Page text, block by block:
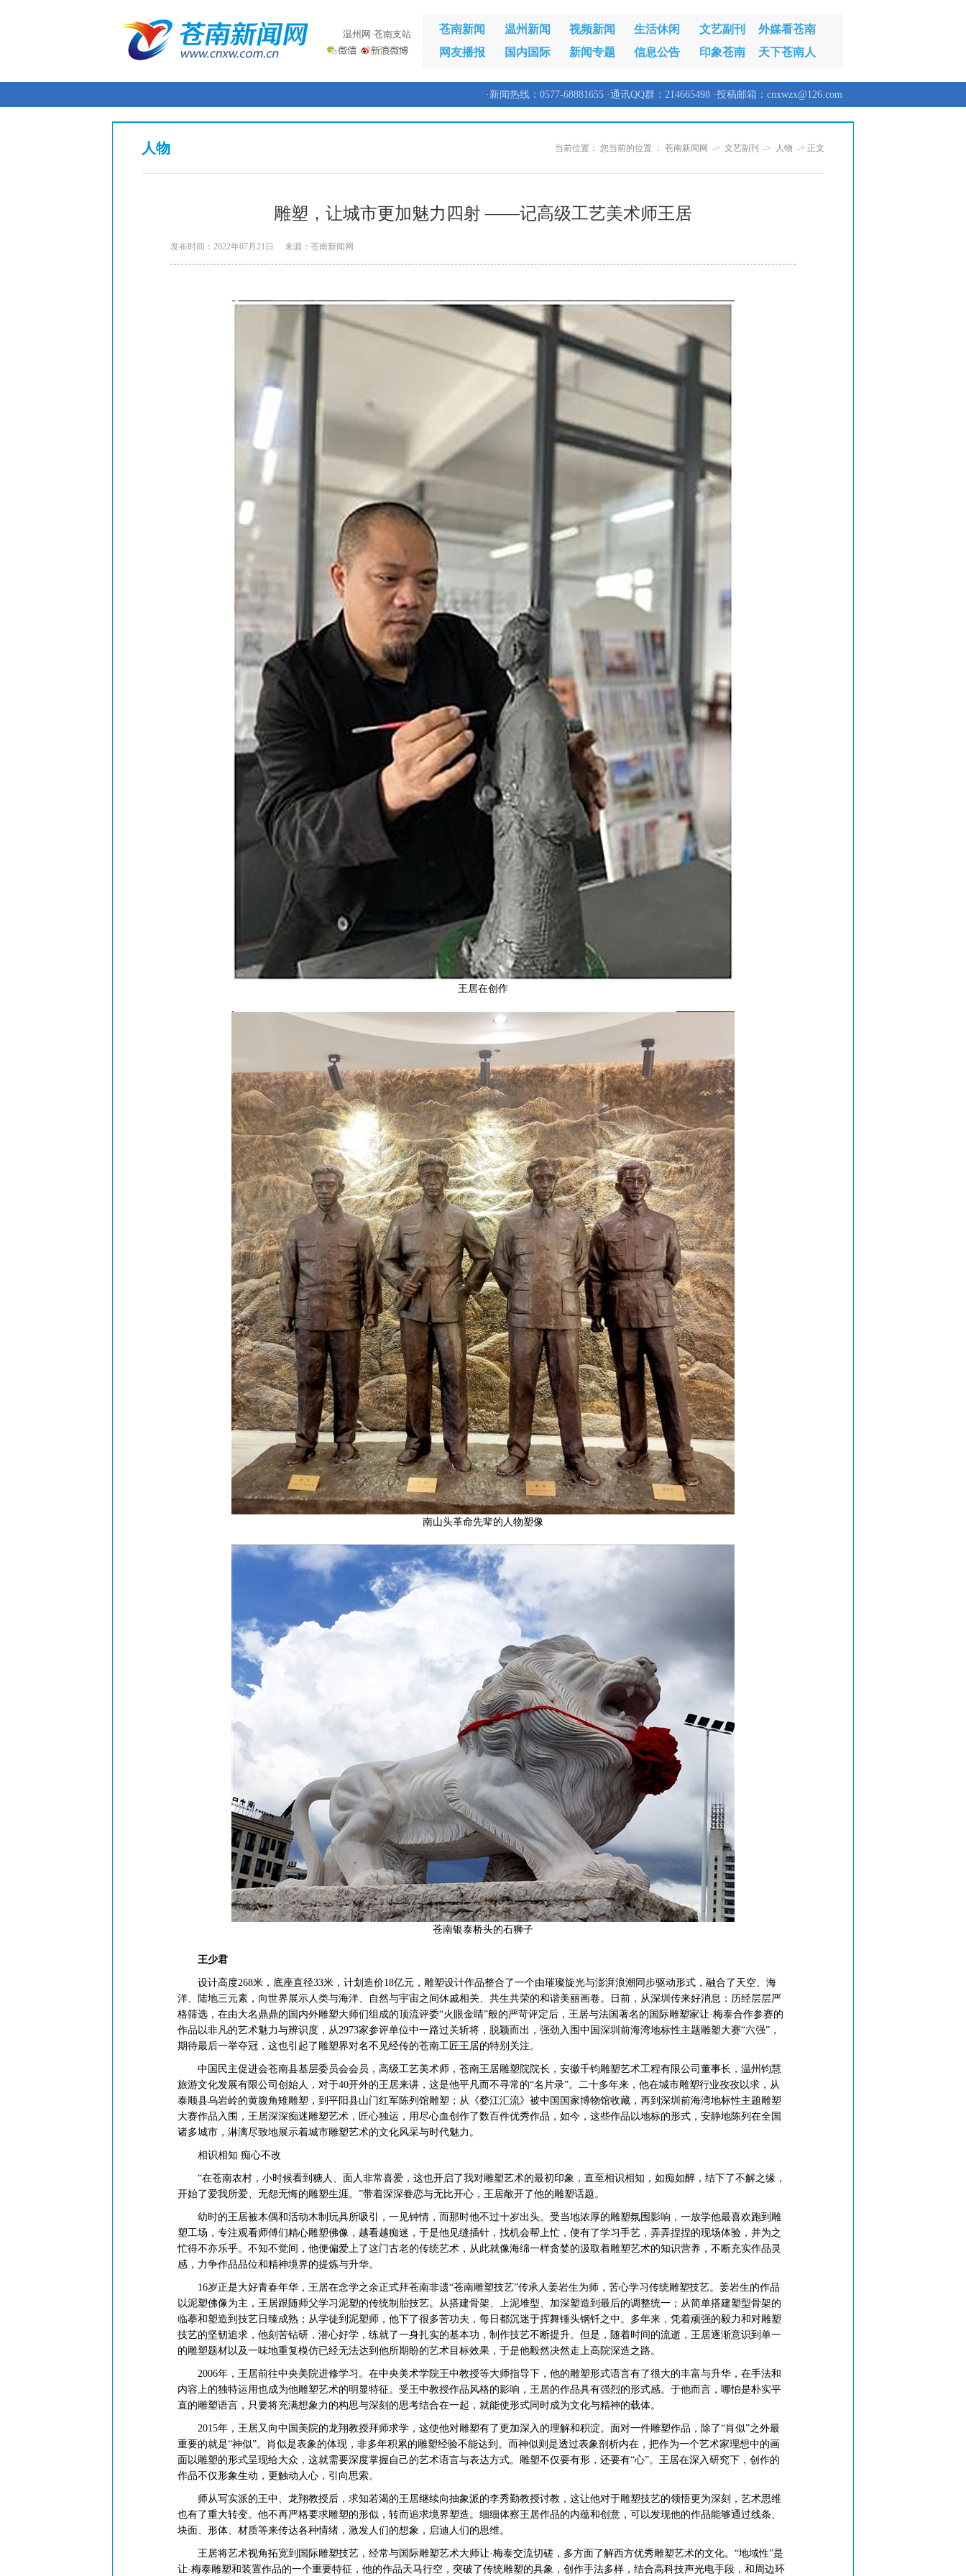
温州网·苍南支站 苍南新闻 温州新闻 视频新闻 生活休闲 文艺副刊
外媒看苍南
网友播报
国内国际 新闻专题 信息公告 印象苍南 天下苍南人
·新闻热线：0577-68881655 ·通讯QQ群：214665498 ·投稿邮箱：cnxwzx@126.com
当前位置： 您当前的位置 ： 苍南新闻网 -> 文艺副刊 -> 人物 -> 正文
人物
雕塑，让城市更加魅力四射 ——记高级工艺美术师王居
发布时间：2022年07月21日 来源：苍南新闻网
王居在创作
南山头革命先辈的人物塑像
苍南银泰桥头的石狮子
王少君
设计高度268米，底座直径33米，计划造价18亿元，雕塑设计作品整合了一个由璀璨旋光与澎湃浪潮同步驱动形式，融合了天空、海
洋、陆地三元素，向世界展示人类与海洋、自然与宇宙之间休戚相关、共生共荣的和谐美丽画卷。日前，从深圳传来好消息：历经层层严
格筛选，在由大名鼎鼎的国内外雕塑大师们组成的顶流评委“火眼金睛”般的严苛评定后，王居与法国著名的国际雕塑家让·梅泰合作参赛的
作品以非凡的艺术魅力与辨识度，从2973家参评单位中一路过关斩将，脱颖而出，强劲入围中国深圳前海湾地标性主题雕塑大赛“六强”，
期待最后一举夺冠，这也引起了雕塑界对名不见经传的苍南工匠王居的特别关注。
中国民主促进会苍南县基层委员会会员，高级工艺美术师，苍南王居雕塑院院长，安徽千钧雕塑艺术工程有限公司董事长，温州钧慧
旅游文化发展有限公司创始人，对于40开外的王居来讲，这是他平凡而不寻常的“名片录”。二十多年来，他在城市雕塑行业孜孜以求，从
泰顺县乌岩岭的黄腹角雉雕塑，到平阳县山门红军陈列馆雕塑；从《婺江汇流》被中国国家博物馆收藏，再到深圳前海湾地标性主题雕塑
大赛作品入围，王居深深痴迷雕塑艺术，匠心独运，用尽心血创作了数百件优秀作品，如今，这些作品以地标的形式，安静地陈列在全国
诸多城市，淋漓尽致地展示着城市雕塑艺术的文化风采与时代魅力。
相识相知 痴心不改
“在苍南农村，小时候看到糖人、面人非常喜爱，这也开启了我对雕塑艺术的最初印象，直至相识相知，如痴如醉，结下了不解之缘，
开始了爱我所爱、无怨无悔的雕塑生涯。”带着深深眷恋与无比开心，王居敞开了他的雕塑话题。
幼时的王居被木偶和活动木制玩具所吸引，一见钟情，而那时他不过十岁出头。受当地浓厚的雕塑氛围影响，一放学他最喜欢跑到雕
塑工场，专注观看师傅们精心雕塑佛像，越看越痴迷，于是他见缝插针，找机会帮上忙，便有了学习手艺，弄弄捏捏的现场体验，并为之
忙得不亦乐乎。不知不觉间，他便偏爱上了这门古老的传统艺术，从此就像海绵一样贪婪的汲取着雕塑艺术的知识营养，不断充实作品灵
感，力争作品品位和精神境界的提炼与升华。
16岁正是大好青春年华，王居在念学之余正式拜苍南非遗“苍南雕塑技艺”传承人姜岩生为师，苦心学习传统雕塑技艺。姜岩生的作品
以泥塑佛像为主，王居跟随师父学习泥塑的传统制胎技艺。从搭建骨架、上泥堆型、加深塑造到最后的调整统一；从简单搭建塑型骨架的
临摹和塑造到技艺日臻成熟；从学徒到泥塑师，他下了很多苦功夫，每日都沉迷于挥舞锤头钢钎之中。多年来，凭着顽强的毅力和对雕塑
技艺的坚韧追求，他刻苦钻研，潜心好学，练就了一身扎实的基本功，制作技艺不断提升。但是，随着时间的流逝，王居逐渐意识到单一
的雕塑题材以及一味地重复模仿已经无法达到他所期盼的艺术目标效果，于是他毅然决然走上高院深造之路。
2006年，王居前往中央美院进修学习。在中央美术学院王中教授等大师指导下，他的雕塑形式语言有了很大的丰富与升华，在手法和
内容上的独特运用也成为他雕塑艺术的明显特征。受王中教授作品风格的影响，王居的作品具有强烈的形式感。于他而言，哪怕是朴实平
直的雕塑语言，只要将充满想象力的构思与深刻的思考结合在一起，就能使形式同时成为文化与精神的载体。
2015年，王居又向中国美院的龙翔教授拜师求学，这使他对雕塑有了更加深入的理解和积淀。面对一件雕塑作品，除了“肖似”之外最
重要的就是“神似”。肖似是表象的体现，非多年积累的雕塑经验不能达到。而神似则是透过表象剖析内在，把作为一个艺术家理想中的画
面以雕塑的形式呈现给大众，这就需要深度掌握自己的艺术语言与表达方式。雕塑不仅要有形，还要有“心”。王居在深入研究下，创作的
作品不仅形象生动，更触动人心，引向思索。
师从写实派的王中、龙翔教授后，求知若渴的王居继续向抽象派的李秀勤教授讨教，这让他对于雕塑技艺的领悟更为深刻，艺术思维
也有了重大转变。他不再严格要求雕塑的形似，转而追求境界塑造。细细体察王居作品的内蕴和创意，可以发现他的作品能够通过线条、
块面、形体、材质等来传达各种情绪，激发人们的想象，启迪人们的思维。
王居将艺术视角拓宽到国际雕塑技艺，经常与国际雕塑艺术大师让·梅泰交流切磋，多方面了解西方优秀雕塑艺术的文化。“地域性”是
让·梅泰雕塑和装置作品的一个重要特征，他的作品天马行空，突破了传统雕塑的具象，创作手法多样，结合高科技声光电手段，和周边环